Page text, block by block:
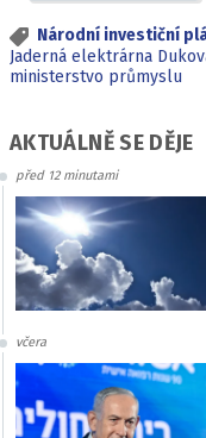
Národní investiční
Jaderná elektrárna
ministerstvo průmyslu
AKTUÁLNĚ SE DĚJE
před 12 minutami
včera